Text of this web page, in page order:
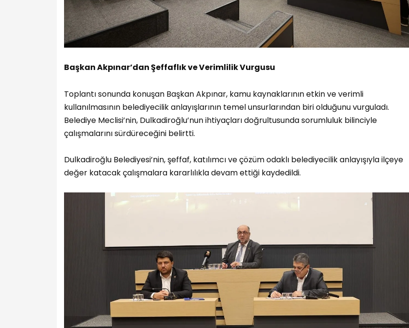
Başkan Akpınar’dan Şeffaflık ve Verimlilik Vurgusu
Toplantı sonunda konuşan Başkan Akpınar, kamu kaynaklarının etkin ve verimli
kullanılmasının belediyecilik anlayışlarının temel unsurlarından biri olduğunu vurguladı.
Belediye Meclisi’nin, Dulkadiroğlu’nun ihtiyaçları doğrultusunda sorumluluk bilinciyle
çalışmalarını sürdüreceğini belirtti.
Dulkadiroğlu Belediyesi’nin, şeffaf, katılımcı ve çözüm odaklı belediyecilik anlayışıyla ilçeye
değer katacak çalışmalara kararlılıkla devam ettiği kaydedildi.